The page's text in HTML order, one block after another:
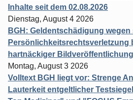
Inhalte seit dem 02.08.2026
Dienstag, August 4 2026
BGH: Geldentschädigung
Persönlichkeitsrechtsverletzung
hartnäckiger Bildveröffentlichung
Montag, August 3 2026
Volltext BGH liegt vor: Strenge
Lauterkeit entgeltlicher